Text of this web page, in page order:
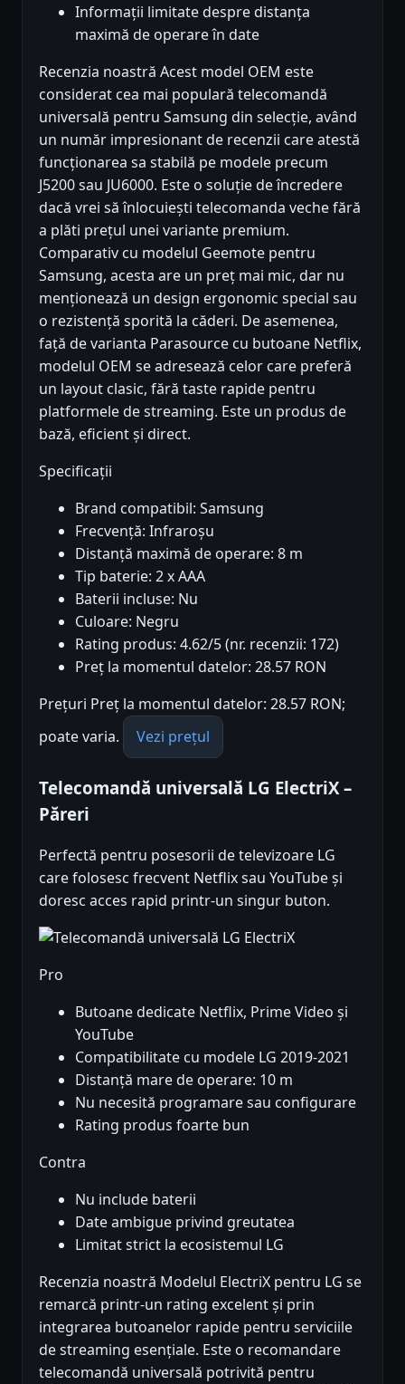
Informații limitate despre distanța
maximă de operare în date
Recenzia noastră Acest model OEM este
considerat cea mai populară telecomandă
universală pentru Samsung din selecție, având
un număr impresionant de recenzii care atestă
funcționarea sa stabilă pe modele precum
J5200 sau JU6000. Este o soluție de încredere
dacă vrei să înlocuiești telecomanda veche fără
a plăti prețul unei variante premium.
Comparativ cu modelul Geemote pentru
Samsung, acesta are un preț mai mic, dar nu
menționează un design ergonomic special sau
o rezistență sporită la căderi. De asemenea,
față de varianta Parasource cu butoane Netflix,
modelul OEM se adresează celor care preferă
un layout clasic, fără taste rapide pentru
platformele de streaming. Este un produs de
bază, eficient și direct.
Specificații
Brand compatibil: Samsung
Frecvență: Infraroșu
Distanță maximă de operare: 8 m
Tip baterie: 2 x AAA
Baterii incluse: Nu
Culoare: Negru
Rating produs: 4.62/5 (nr. recenzii: 172)
Preț la momentul datelor: 28.57 RON
Prețuri Preț la momentul datelor: 28.57 RON;
poate varia.
Vezi prețul
Telecomandă universală LG ElectriX –
Păreri
Perfectă pentru posesorii de televizoare LG
care folosesc frecvent Netflix sau YouTube și
doresc acces rapid printr-un singur buton.
Pro
Butoane dedicate Netflix, Prime Video și
YouTube
Compatibilitate cu modele LG 2019-2021
Distanță mare de operare: 10 m
Nu necesită programare sau configurare
Rating produs foarte bun
Contra
Nu include baterii
Date ambigue privind greutatea
Limitat strict la ecosistemul LG
Recenzia noastră Modelul ElectriX pentru LG se
remarcă printr-un rating excelent și prin
integrarea butoanelor rapide pentru serviciile
de streaming esențiale. Este o recomandare
telecomandă universală potrivită pentru